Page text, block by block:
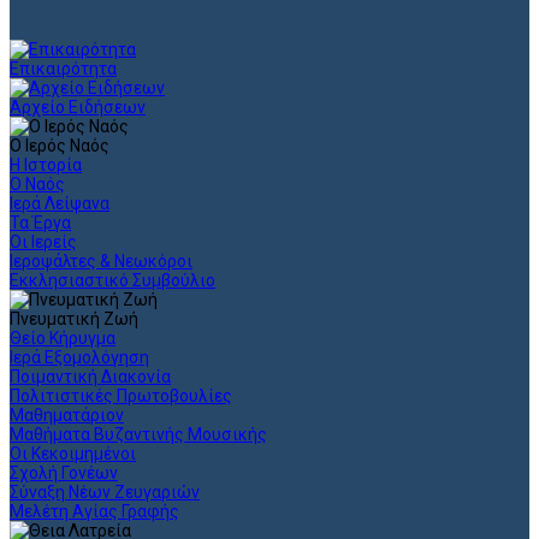
Επικαιρότητα
Αρχείο Ειδήσεων
Ο Ιερός Ναός
Η Ιστορία
Ο Ναός
Ιερά Λείψανα
Τα Έργα
Οι Ιερείς
Ιεροψάλτες & Νεωκόροι
Εκκλησιαστικό Συμβούλιο
Πνευματική Ζωή
Θείο Κήρυγμα
Ιερά Εξομολόγηση
Ποιμαντική Διακονία
Πολιτιστικές Πρωτοβουλίες
Μαθηματάριον
Μαθήματα Βυζαντινής Μουσικής
Οι Κεκοιμημένοι
Σχολή Γονέων
Σύναξη Νέων Ζευγαριών
Μελέτη Αγίας Γραφής